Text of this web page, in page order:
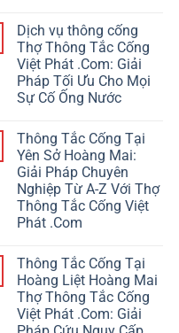
Dịch vụ thông cống
Thợ Thông Tắc Cống
Việt Phát .Com: Giải
Pháp Tối Ưu Cho Mọi
Sự Cố Ống Nước
Thông Tắc Cống Tại
Yên Sở Hoàng Mai:
Giải Pháp Chuyên
Nghiệp Từ A-Z Với Thợ
Thông Tắc Cống Việt
Phát .Com
Thông Tắc Cống Tại
Hoàng Liệt Hoàng Mai
Thợ Thông Tắc Cống
Việt Phát .Com: Giải